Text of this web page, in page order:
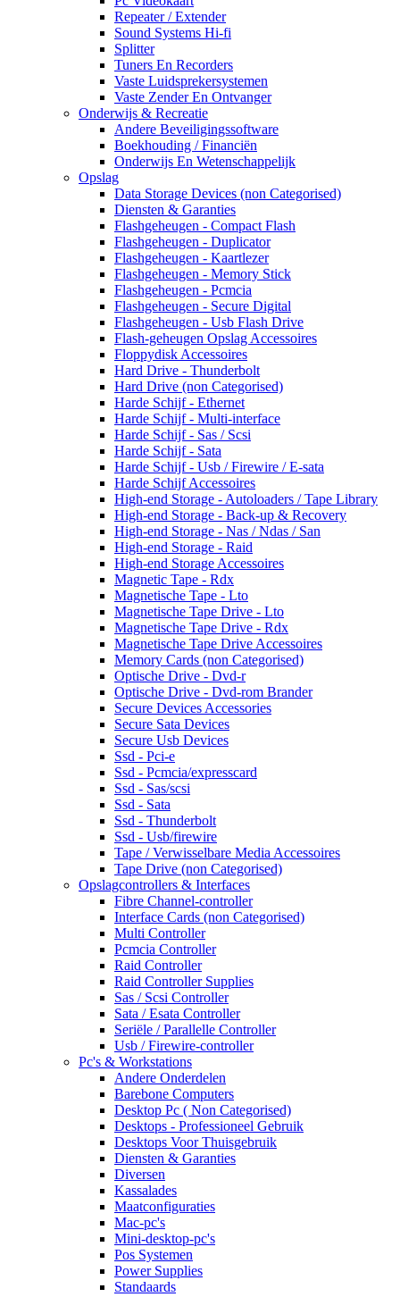
Repeater / Extender
Sound Systems Hi-fi
Splitter
Tuners En Recorders
Vaste Luidsprekersystemen
Vaste Zender En Ontvanger
Onderwijs & Recreatie
Andere Beveiligingssoftware
Boekhouding / Financiën
Onderwijs En Wetenschappelijk
Opslag
Data Storage Devices (non Categorised)
Diensten & Garanties
Flashgeheugen - Compact Flash
Flashgeheugen - Duplicator
Flashgeheugen - Kaartlezer
Flashgeheugen - Memory Stick
Flashgeheugen - Pcmcia
Flashgeheugen - Secure Digital
Flashgeheugen - Usb Flash Drive
Flash-geheugen Opslag Accessoires
Floppydisk Accessoires
Hard Drive - Thunderbolt
Hard Drive (non Categorised)
Harde Schijf - Ethernet
Harde Schijf - Multi-interface
Harde Schijf - Sas / Scsi
Harde Schijf - Sata
Harde Schijf - Usb / Firewire / E-sata
Harde Schijf Accessoires
High-end Storage - Autoloaders / Tape Library
High-end Storage - Back-up & Recovery
High-end Storage - Nas / Ndas / San
High-end Storage - Raid
High-end Storage Accessoires
Magnetic Tape - Rdx
Magnetische Tape - Lto
Magnetische Tape Drive - Lto
Magnetische Tape Drive - Rdx
Magnetische Tape Drive Accessoires
Memory Cards (non Categorised)
Optische Drive - Dvd-r
Optische Drive - Dvd-rom Brander
Secure Devices Accessories
Secure Sata Devices
Secure Usb Devices
Ssd - Pci-e
Ssd - Pcmcia/expresscard
Ssd - Sas/scsi
Ssd - Sata
Ssd - Thunderbolt
Ssd - Usb/firewire
Tape / Verwisselbare Media Accessoires
Tape Drive (non Categorised)
Opslagcontrollers & Interfaces
Fibre Channel-controller
Interface Cards (non Categorised)
Multi Controller
Pcmcia Controller
Raid Controller
Raid Controller Supplies
Sas / Scsi Controller
Sata / Esata Controller
Seriële / Parallelle Controller
Usb / Firewire-controller
Pc's & Workstations
Andere Onderdelen
Barebone Computers
Desktop Pc ( Non Categorised)
Desktops - Professioneel Gebruik
Desktops Voor Thuisgebruik
Diensten & Garanties
Diversen
Kassalades
Maatconfiguraties
Mac-pc's
Mini-desktop-pc's
Pos Systemen
Power Supplies
Standaards